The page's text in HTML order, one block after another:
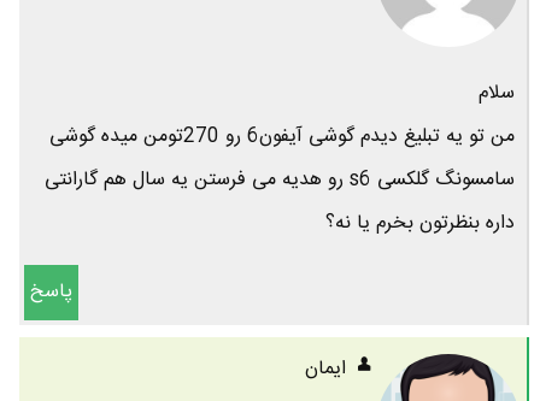
سلام
من تو یه تبلیغ دیدم گوشی آیفون6 رو 270تومن میده گوشی
سامسونگ گلکسی s6 رو هدیه می فرستن یه سال هم گارانتی
داره بنظرتون بخرم یا نه؟
پاسخ
ایمان